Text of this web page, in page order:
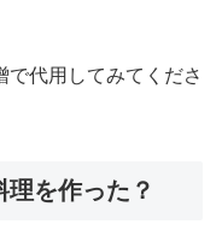
で代用してみてくださ
を作った？